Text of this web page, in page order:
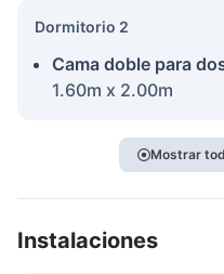
Dormitorio 2
Cama doble para
1.60m x 2.00m
Mostrar
Instalaciones